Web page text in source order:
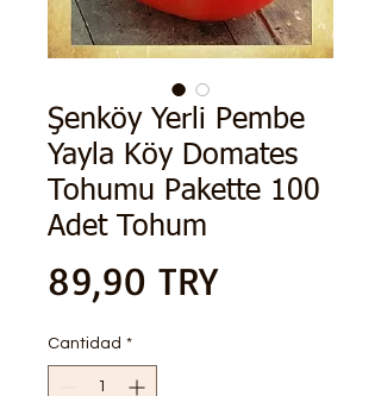
Şenköy Yerli Pembe
Yayla Köy Domates
Tohumu Pakette 100
Adet Tohum
89,90 TRYPrecio
Cantidad *